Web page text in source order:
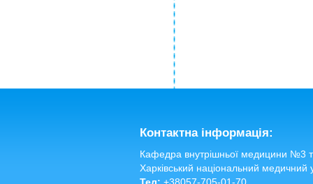
Контактна інформація:
Кафедра внутрішньої медицини №3
Харківський національний медичний